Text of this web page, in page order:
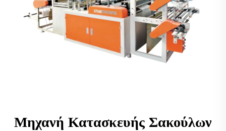
Μηχανή Κατασκευής Σακούλων